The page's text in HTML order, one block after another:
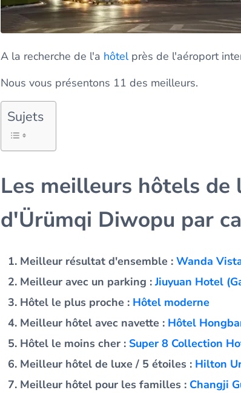
A la recherche de l'a hôtelprès de l'aéroport
Nous vous présentons 11 des meilleurs.
Sujets
Les meilleurs hôtels
d'Ürümqi Diwopu par
Meilleur résultat d'ensemble : Wanda
Meilleur avec un parking :Jiuyuan Hotel
Hôtel le plus proche : Hôtel moderne
Meilleur hôtel avec navette : Hôtel
Hôtel le moins cher : Super 8 Collection
Meilleur hôtel de luxe / 5 étoiles : Hilton
Meilleur hôtel pour les familles : Changji